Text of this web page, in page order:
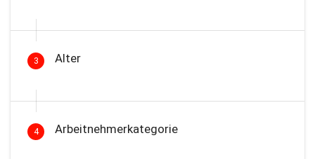
3 Alter
4 Arbeitnehmerkategorie